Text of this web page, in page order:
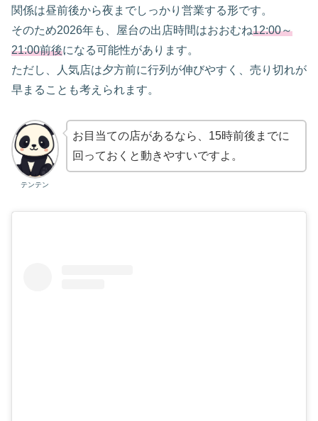
関係は昼前後から夜までしっかり営業する形です。
そのため2026年も、屋台の出店時間はおおむね12:00～
21:00前後になる可能性があります。
ただし、人気店は夕方前に行列が伸びやすく、売り切れが
早まることも考えられます。
テンテン
お目当ての店があるなら、15時前後までに
回っておくと動きやすいですよ。